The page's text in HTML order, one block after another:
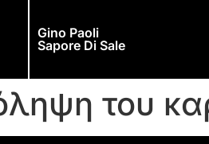
Gino Paoli
Sapore Di Sale
του